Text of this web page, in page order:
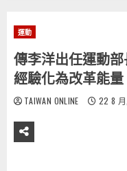
運動
傳李洋出任運動
經驗化為改革能量
TAIWAN ONLINE 22 8